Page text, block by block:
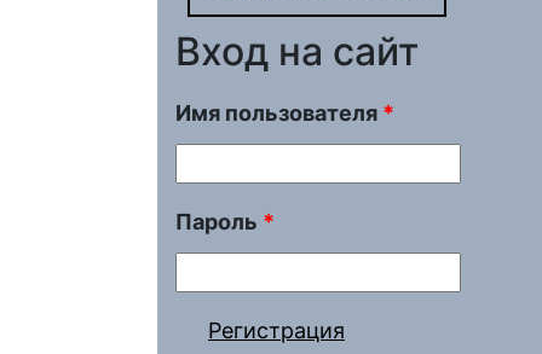
Вход на сайт
Имя пользователя *
Пароль *
Регистрация